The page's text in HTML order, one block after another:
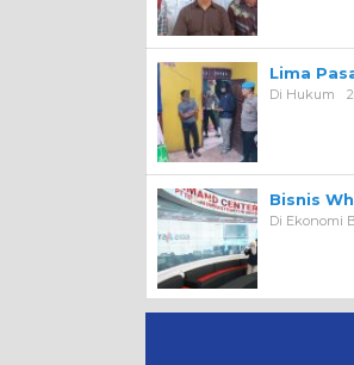
Lima
Di Hukum
Bisnis
Di Ekonomi